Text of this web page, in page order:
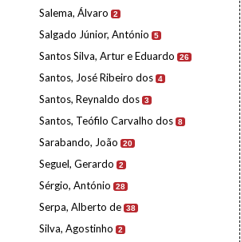
Salema, Álvaro 2
Salgado Júnior, António 5
Santos Silva, Artur e Eduardo 26
Santos, José Ribeiro dos 4
Santos, Reynaldo dos 3
Santos, Teófilo Carvalho dos 8
Sarabando, João 20
Seguel, Gerardo 2
Sérgio, António 28
Serpa, Alberto de 38
Silva, Agostinho 2